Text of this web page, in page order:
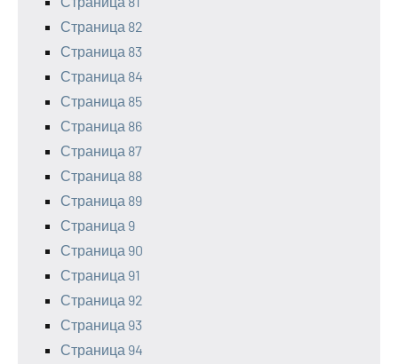
Страница 82
Страница 83
Страница 84
Страница 85
Страница 86
Страница 87
Страница 88
Страница 89
Страница 9
Страница 90
Страница 91
Страница 92
Страница 93
Страница 94